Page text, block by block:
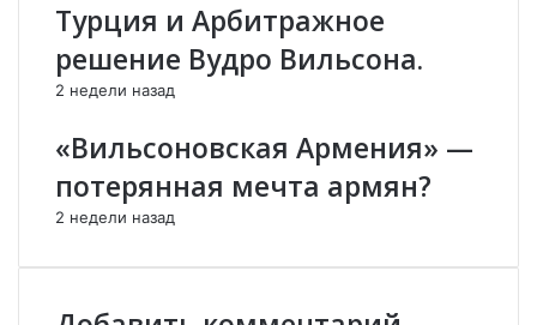
р
е
з
н
ч
о
о
с
Турция и Арбитражное
решение Вудро Вильсона.
2 недели назад
«Вильсоновская Армения» —
потерянная мечта армян?
2 недели назад